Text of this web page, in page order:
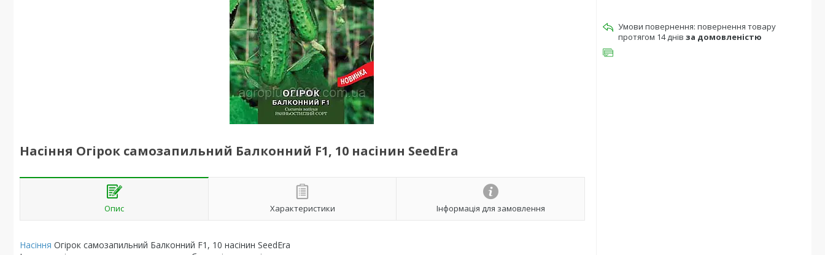
Насіння Огірок самозапильний Балконний F1, 10 насінин SeedEra
Опис Характеристики Інформація для замовлення
Насіння Огірок самозапильний Балконний F1, 10 насінин SeedEra
повернення товару
протягом 14 днів за домовленістю